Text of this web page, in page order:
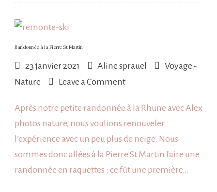
Randonnée à la Pierre St Martin
23 janvier 2021 Aline sprauel
Voyage -
Nature
Leave a Commenton
à
la
Pierre
St
Martin
Après notre petite randonnée à la Rhune avec Alex
photos nature, nous voulions renouveler
l’expérience avec un peu plus de neige. Nous
sommes donc allées à la Pierre St Martin faire une
randonnée en raquettes : ce fût une première…